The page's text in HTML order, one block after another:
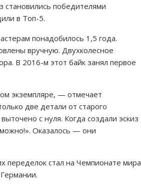
становились победителями
в Топ-5.
понадобилось 1,5 года.
вручную. Двухколесное
В 2016-м этот байк занял первое
экземпляре, — отмечает
две детали от старого
с нуля. Когда создали эскиз
Оказалось — они
переделок стал на Чемпионате мира